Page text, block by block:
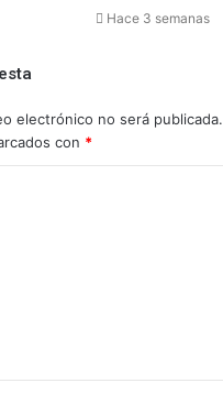
Hace 3 semanas
electrónico no será publicada.
con *